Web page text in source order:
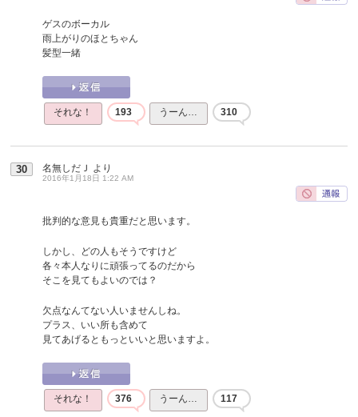
ゲスのボーカル
雨上がりのほとちゃん
髪型一緒
それな！ 193 うーん… 310
30 名無しだＪ より
2016年1月18日 1:22 AM
批判的な意見も貴重だと思います。
しかし、どの人もそうですけど
各々本人なりに頑張ってるのだから
そこを見てもよいのでは？
欠点なんてない人いませんしね。
プラス、いい所も含めて
見てあげるともっといいと思いますよ。
それな！ 376 うーん… 117